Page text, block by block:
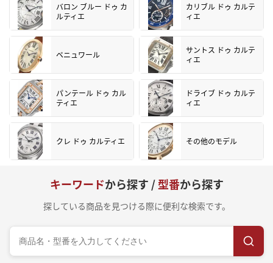
バロン ブルー ドゥ カ
ルティエ
カリブル ドゥ カルテ
ィエ
ベニュワール
サントス ドゥ カルテ
ィエ
パンテール ドゥ カル
ティエ
ドライブ ドゥ カルテ
ィエ
クレ ドゥ カルティエ その他のモデル
キーワードから探す /型番から探す
探している商品を見つける際に便利な検索です。